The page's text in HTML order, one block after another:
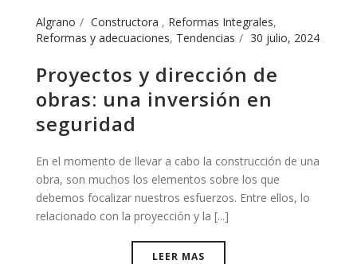
Algrano Constructora , Reformas Integrales,
Reformas y adecuaciones, Tendencias 30 julio, 2024
Proyectos y dirección de
obras: una inversión en
seguridad
En el momento de llevar a cabo la construcción de una
obra, son muchos los elementos sobre los que
debemos focalizar nuestros esfuerzos. Entre ellos, lo
relacionado con la proyección y la [...]
LEER MAS